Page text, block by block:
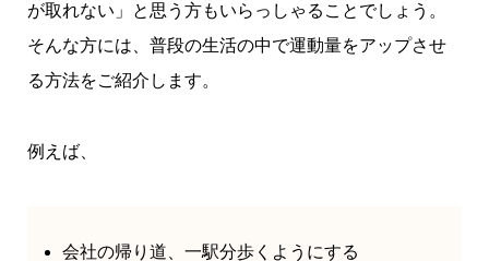
が取れない」と思う方もいらっしゃることでしょう。
そんな方には、普段の生活の中で運動量をアップさせ
る方法をご紹介します。
例えば、
会社の帰り道、一駅分歩くようにする